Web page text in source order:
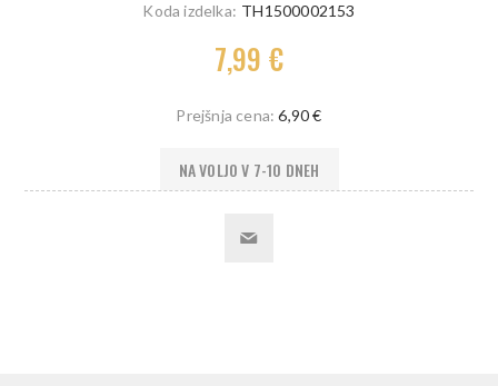
Koda izdelka: TH1500002153
7,99 €
Prejšnja cena:6,90 €
NA VOLJO V 7-10 DNEH